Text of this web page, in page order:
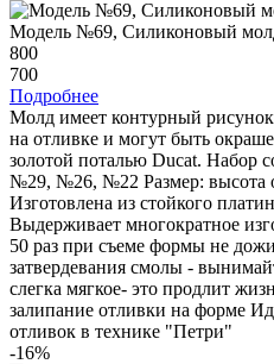
Модель №69, Силиконовый
800
700
Подробнее
Молд имеет контурный
на отливке и могут быть
золотой поталью Ducat. Набор
№29, №26, №22 Размер: высота
Изготовлена из стойкого
Выдерживает многократное
50 раз при съеме формы не
затвердевания смолы -
слегка мягкое- это продлит
залипание отливки на форме
отливок в технике "Петри"
-16%